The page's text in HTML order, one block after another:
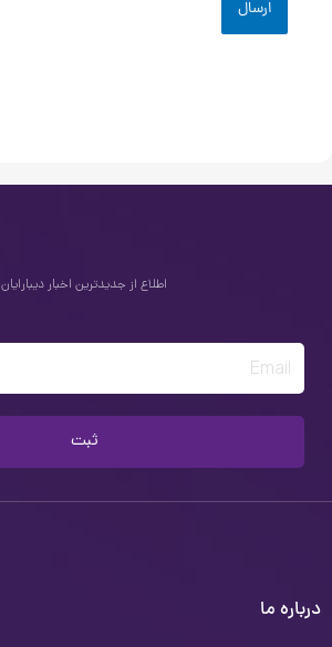
اطلاع از جدیدترین اخبار دیبارایان
Email
ثبت
درباره ما